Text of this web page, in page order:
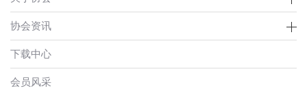
协会资讯
下载中心
会员风采